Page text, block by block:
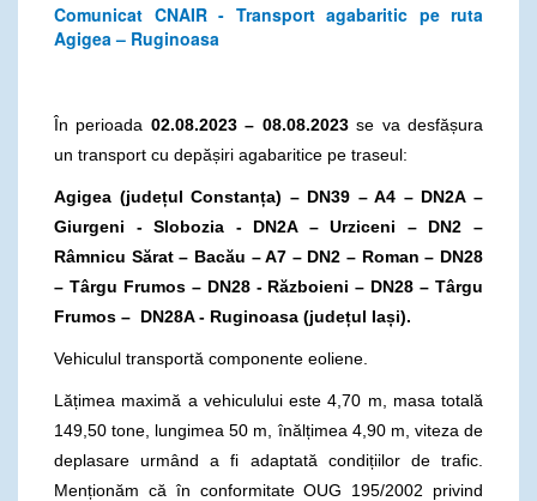
Comunicat CNAIR - Transport agabaritic pe ruta
Agigea – Ruginoasa
În perioada 02.08.2023 – 08.08.2023se va desfășura
un transport cu depășiri agabaritice pe traseul:
Agigea (județul Constanța) – DN39 – A4 – DN2A –
Giurgeni - Slobozia - DN2A – Urziceni – DN2 –
Râmnicu Sărat – Bacău – A7 – DN2 – Roman – DN28
– Târgu Frumos – DN28 - Războieni – DN28 – Târgu
Frumos – DN28A - Ruginoasa (județul Iași).
Vehiculul transportă componente eoliene.
Lățimea maximă a vehiculului este 4,70 m, masa totală
149,50 tone, lungimea 50 m, înălțimea 4,90 m, viteza de
deplasare urmând a fi adaptată condițiilor de trafic.
Menționăm că în conformitate OUG 195/2002 privind